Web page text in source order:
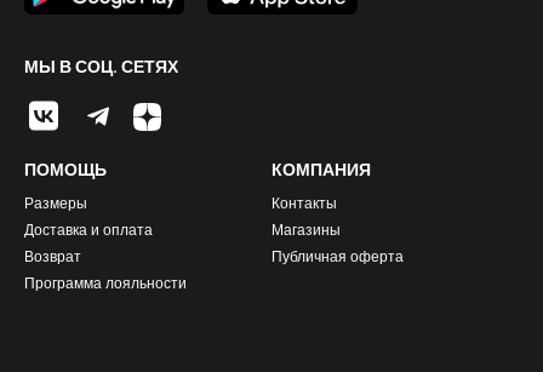
МЫ В СОЦ. СЕТЯХ
ПОМОЩЬ
Размеры
Доставка и оплата
Возврат
Программа лояльности
КОМПАНИЯ
Контакты
Магазины
Публичная оферта